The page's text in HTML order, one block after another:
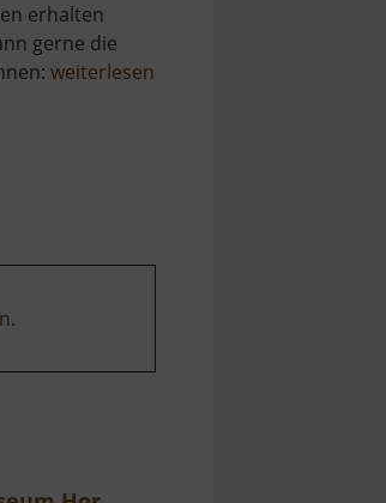
erhalten
gerne die
weiterlesenüber
.